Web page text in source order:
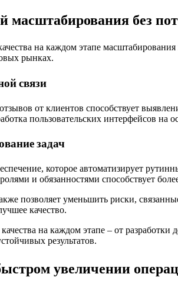
масштабирования без
на каждом этапе
рынках.
связи
от клиентов способствует
пользовательских интерфейсов на
задач
которое автоматизирует
и обязанностями способствует
позволяет уменьшить риски,
качество.
на каждом этапе – от
результатов.
увеличении